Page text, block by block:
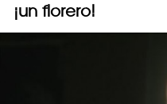
¡un florero!